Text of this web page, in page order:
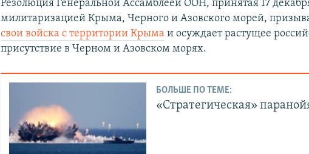
Резолюция Генеральной Ассамблеей ООН, принятая 17
милитаризацией Крыма, Черного и Азовского морей,
свои войска с территории Крыма и осуждает растущее
присутствие в Черном и Азовском морях.​
БОЛЬШЕ ПО ТЕМЕ:
«Стратегическая»